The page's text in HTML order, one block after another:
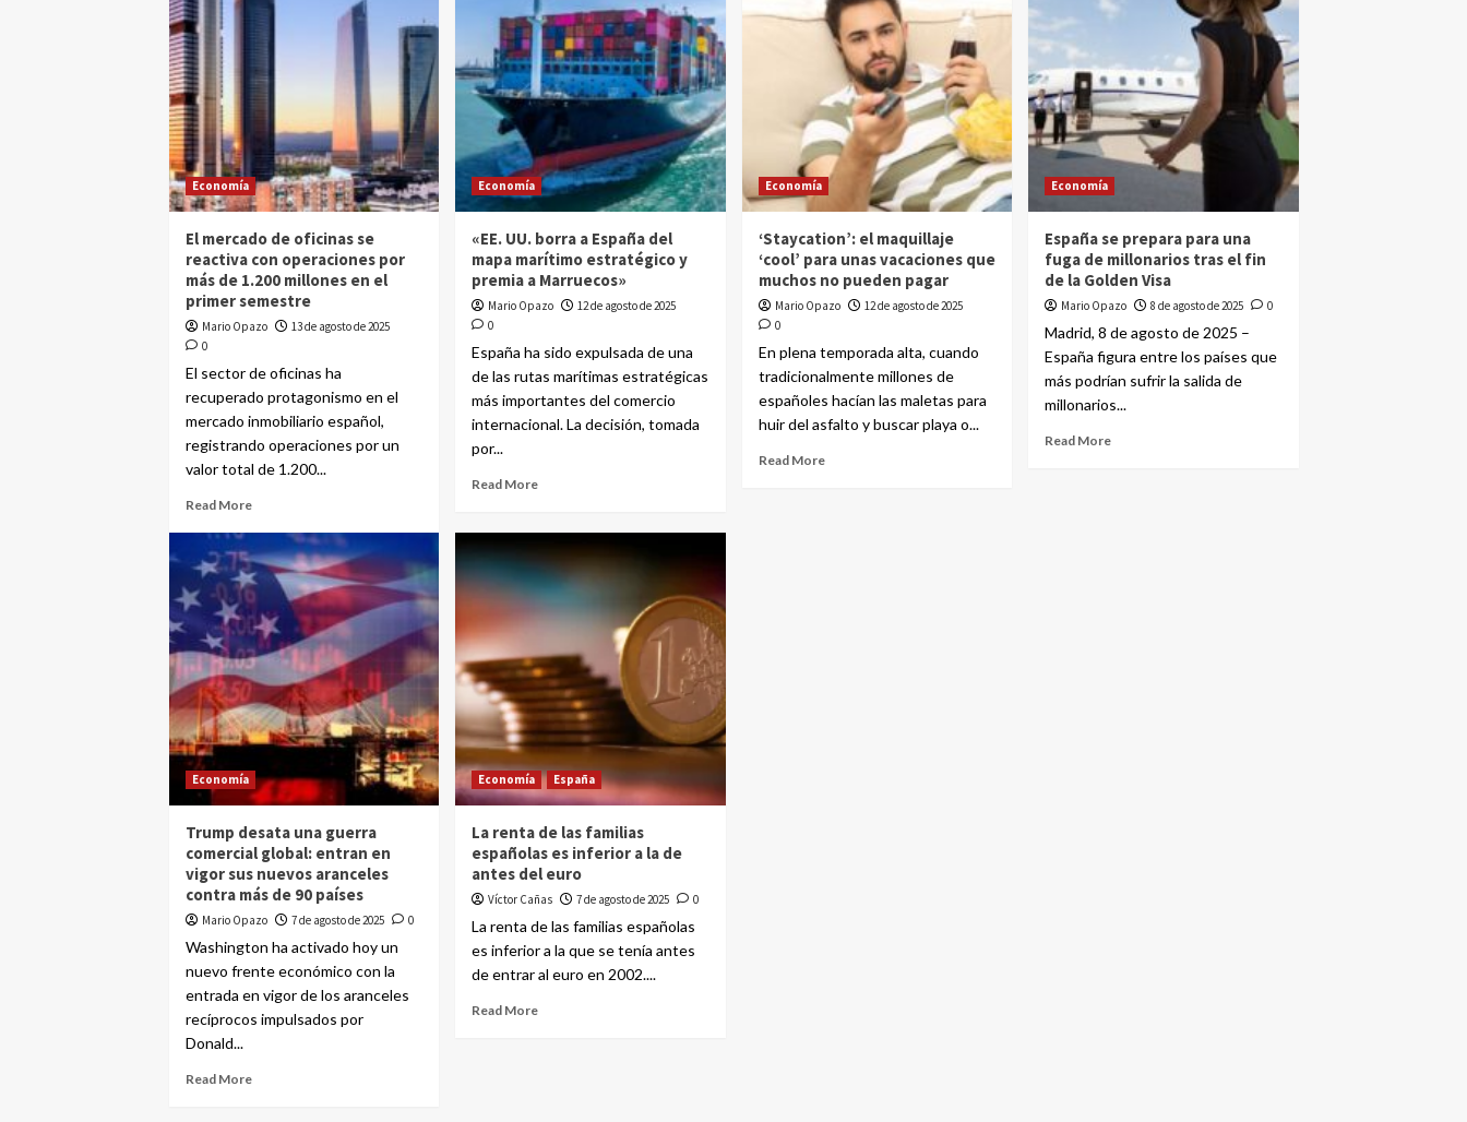
Economía
El mercado de oficinas se
reactiva con operaciones por
más de 1.200 millones en el
primer semestre
Mario Opazo
13 de agosto de 2025
0
El sector de oficinas ha
recuperado protagonismo en el
mercado inmobiliario español,
registrando operaciones por un
valor total de 1.200...
Read More
Economía
«EE. UU. borra a España del
mapa marítimo estratégico y
premia a Marruecos»
Mario Opazo
12 de agosto de 2025
0
España ha sido expulsada de una
de las rutas marítimas estratégicas
más importantes del comercio
internacional. La decisión, tomada
por...
Read More
Economía
‘Staycation’: el maquillaje
‘cool’ para unas vacaciones que
muchos no pueden pagar
Mario Opazo
12 de agosto de 2025
0
En plena temporada alta, cuando
tradicionalmente millones de
españoles hacían las maletas para
huir del asfalto y buscar playa o...
Read More
Economía
España se prepara para una
fuga de millonarios tras el fin
de la Golden Visa
Mario Opazo 8 de agosto de 2025 0
Madrid, 8 de agosto de 2025 –
España figura entre los países que
más podrían sufrir la salida de
millonarios...
Read More
Economía
Trump desata una guerra
comercial global: entran en
vigor sus nuevos aranceles
contra más de 90 países
Mario Opazo 7 de agosto de 2025 0
Washington ha activado hoy un
nuevo frente económico con la
entrada en vigor de los aranceles
recíprocos impulsados por
Donald...
Read More
Economía España
La renta de las familias
españolas es inferior a la de
antes del euro
Víctor Cañas 7 de agosto de 2025 0
La renta de las familias españolas
es inferior a la que se tenía antes
de entrar al euro en 2002....
Read More